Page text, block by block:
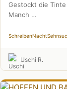
Gestockt die
Manch …
SchreibenNacht
Uschi R.